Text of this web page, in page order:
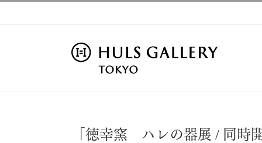
to
「徳幸窯 ハレの器展 / 同時